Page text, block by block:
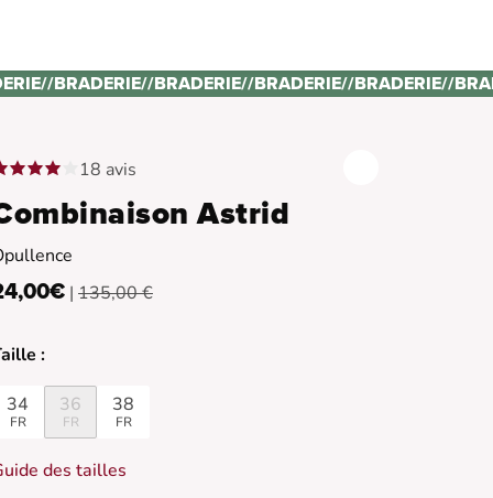
//BRADERIE//BRADERIE//BRADERIE//BRADERIE//
18 avis
Astrid
| 135,00 €
:
34
FR
36
FR
38
FR
des tailles